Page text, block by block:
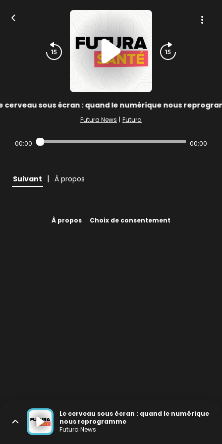
cerveau sous écran : quand le numérique nous
Futura News | Futura
00:00 00:00
Suivant | À propos
À propos Choix de consentement
Le cerveau sous écran : quand le numérique
nous reprogramme
Futura News